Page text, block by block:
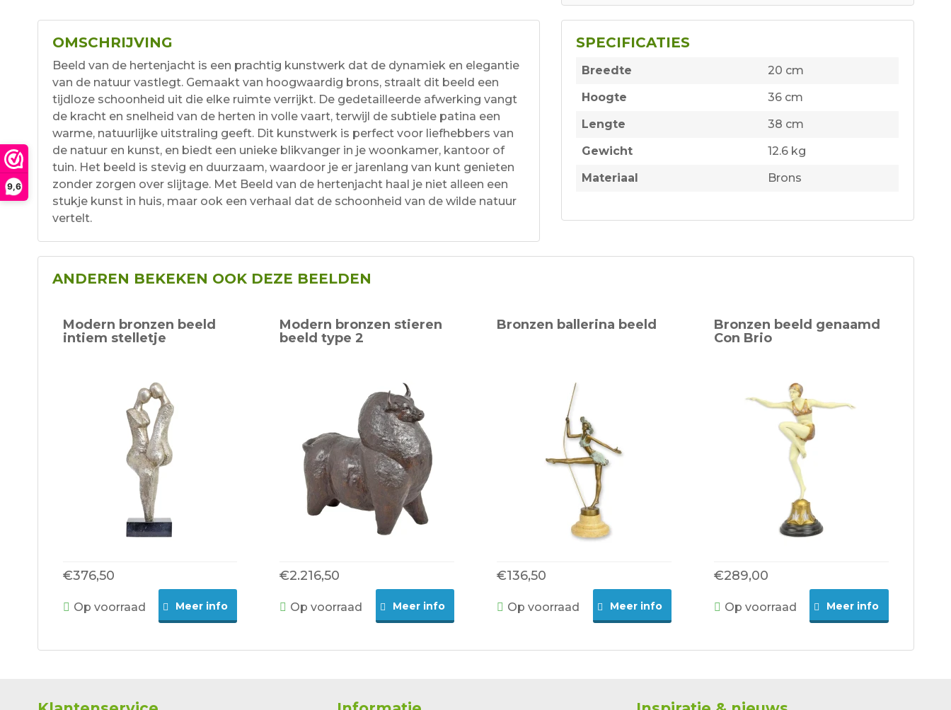
9,6
OMSCHRIJVING
Beeld van de hertenjacht is een prachtig kunstwerk dat de dynamiek en elegantie
van de natuur vastlegt. Gemaakt van hoogwaardig brons, straalt dit beeld een
tijdloze schoonheid uit die elke ruimte verrijkt. De gedetailleerde afwerking vangt
de kracht en snelheid van de herten in volle vaart, terwijl de subtiele patina een
warme, natuurlijke uitstraling geeft. Dit kunstwerk is perfect voor liefhebbers van
de natuur en kunst, en biedt een unieke blikvanger in je woonkamer, kantoor of
tuin. Het beeld is stevig en duurzaam, waardoor je er jarenlang van kunt genieten
zonder zorgen over slijtage. Met Beeld van de hertenjacht haal je niet alleen een
stukje kunst in huis, maar ook een verhaal dat de schoonheid van de wilde natuur
vertelt.
SPECIFICATIES
Breedte
20 cm
Hoogte
36 cm
Lengte
38 cm
Gewicht
12.6 kg
Materiaal
Brons
ANDEREN BEKEKEN OOK DEZE BEELDEN
Modern bronzen beeld
intiem stelletje
€376,50
Op voorraad Meer info
Modern bronzen stieren
beeld type 2
€2.216,50
Op voorraad Meer info
Bronzen ballerina beeld
€136,50
Op voorraad Meer info
Bronzen beeld genaamd
Con Brio
€289,00
Op voorraad Meer info